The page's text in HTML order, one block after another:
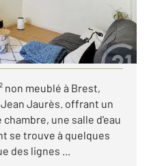
non meublé à Brest,
Jaurès. offrant un
une salle d'eau
se trouve à quelques
des lignes ...